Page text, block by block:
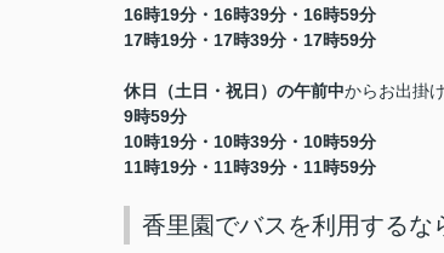
16時19分・16時39分・16時59分
17時19分・17時39分・17時59分
休日（土日・祝日）の午前中からお出掛
9時59分
10時19分・10時39分・10時59分
11時19分・11時39分・11時59分
香里園でバスを利用するな